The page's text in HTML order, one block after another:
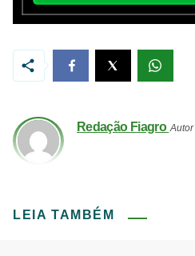
Redação Fiagro Autor
LEIA TAMBÉM